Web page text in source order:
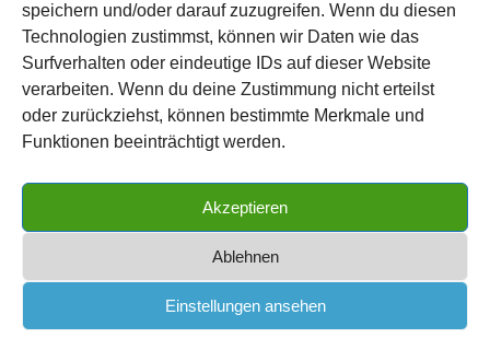
speichern und/oder darauf zuzugreifen. Wenn du diesen
Technologien zustimmst, können wir Daten wie das
Surfverhalten oder eindeutige IDs auf dieser Website
verarbeiten. Wenn du deine Zustimmung nicht erteilst
oder zurückziehst, können bestimmte Merkmale und
Funktionen beeinträchtigt werden.
Akzeptieren
Ablehnen
Einstellungen ansehen
Metzgerei Ludwig Martin: Partyservice und Catering in Miltach
Kontakt zu uns